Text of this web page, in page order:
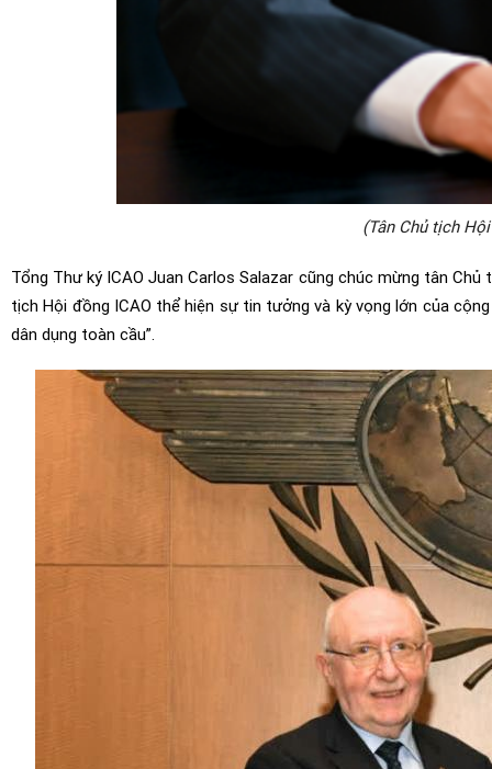
(Tân Chủ tịch
Tổng Thư ký ICAO Juan Carlos Salazar cũng chúc mừng tân
tịch Hội đồng ICAO thể hiện sự tin tưởng và kỳ vọng lớn của
dân dụng toàn cầu”.